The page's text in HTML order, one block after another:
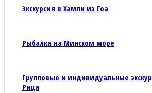
Экскурсия в Хампи из Гоа
Рыбалка на Минском море
Групповые и индивидуальные
Рица